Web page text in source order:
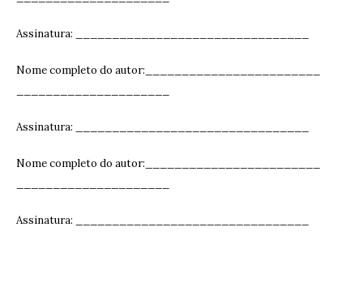
Assinatura: ______________________________
Nome completo do autor:________________________
Assinatura: ______________________________
Nome completo do autor:________________________
Assinatura: ______________________________